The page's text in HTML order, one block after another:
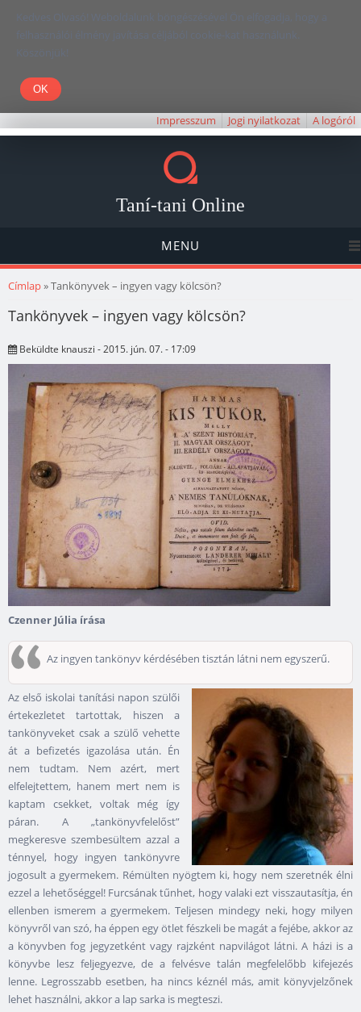
Kedves Olvasó! Weboldalunk böngészésével Ön elfogadja, hogy a
felhasználói élmény javítása céljából cookie-kat használunk.
Köszönjük!
Impresszum Jogi nyilatkozat A logóról
Taní-tani Online
MENU
Jelenlegi hely
Címlap» Tankönyvek – ingyen vagy kölcsön?
Tankönyvek – ingyen vagy kölcsön?
Beküldte knauszi - 2015. jún. 07. - 17:09
Czenner Júlia írása
Az ingyen tankönyv kérdésében tisztán látni nem egyszerű.
Az első iskolai tanítási napon szülői
értekezletet tartottak, hiszen a
tankönyveket csak a szülő vehette
át a befizetés igazolása után. Én
nem tudtam. Nem azért, mert
elfelejtettem, hanem mert nem is
kaptam csekket, voltak még így
páran. A „tankönyvfelelőst”
megkeresve szembesültem azzal a
ténnyel, hogy ingyen tankönyvre
jogosult a gyermekem. Rémülten nyögtem ki, hogy nem szeretnék élni
ezzel a lehetőséggel! Furcsának tűnhet, hogy valaki ezt visszautasítja, én
ellenben ismerem a gyermekem. Teljesen mindegy neki, hogy milyen
könyvről van szó, ha éppen egy ötlet fészkeli be magát a fejébe, akkor az
a könyvben fog jegyzetként vagy rajzként napvilágot látni. A házi is a
könyvbe lesz feljegyezve, de a felvésve talán megfelelőbb kifejezés
lenne. Legrosszabb esetben, ha nincs kéznél más, amit könyvjelzőnek
lehet használni, akkor a lap sarka is megteszi.